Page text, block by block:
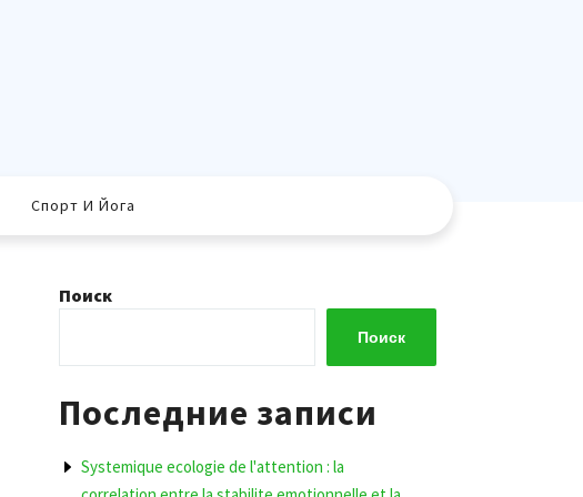
Спорт И Йога
Поиск
Поиск
Последние записи
Systemique ecologie de l'attention : la